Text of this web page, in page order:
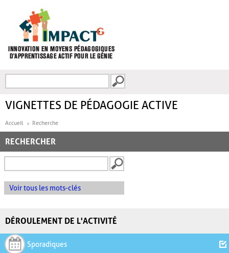
FORMULAIRE DE
VIGNETTES DE PÉDAGOGIE ACTIVE
Accueil Recherche
RECHERCHER
Voir tous les mots-clés
DÉROULEMENT DE L'ACTIVITÉ
Sporadiques